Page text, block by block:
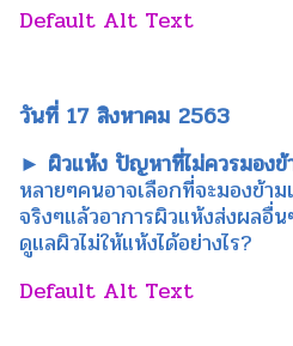
วันที่ 17 สิงหาคม 2563
► ผิวแห้ง ปัญหาที่ไม่ควรมองข้
หลายๆคนอาจเลือกที่จะมองข้า
จริงๆแล้วอาการผิวแห้งส่งผลอื่น
ดูแลผิวไม่ให้แห้งได้อย่างไร?